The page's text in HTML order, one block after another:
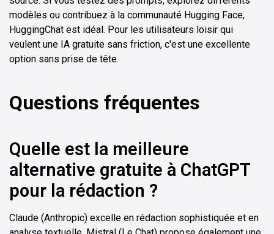
modèles ou contribuez à la communauté Hugging Face,
HuggingChat est idéal. Pour les utilisateurs loisir qui
veulent une IA gratuite sans friction, c'est une excellente
option sans prise de tête.
Questions fréquentes
Quelle est la meilleure
alternative gratuite à ChatGPT
pour la rédaction ?
Claude (Anthropic) excelle en rédaction sophistiquée et en